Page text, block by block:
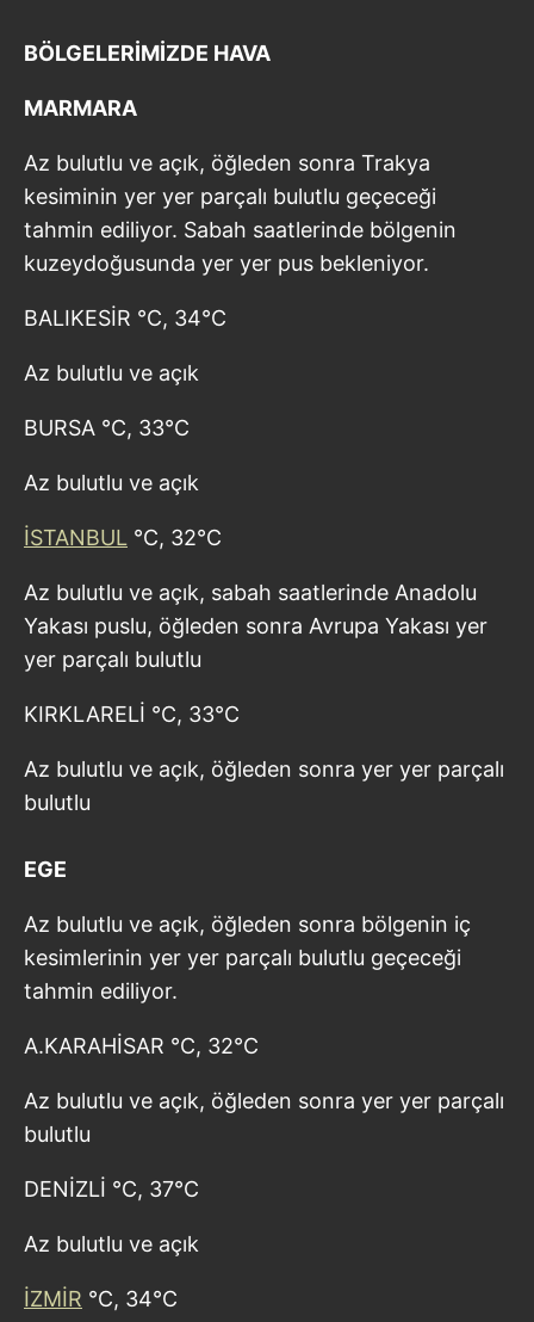
BÖLGELERİMİZDE HAVA
MARMARA
Az bulutlu ve açık, öğleden sonra Trakya
kesiminin yer yer parçalı bulutlu geçeceği
tahmin ediliyor. Sabah saatlerinde bölgenin
kuzeydoğusunda yer yer pus bekleniyor.
BALIKESİR °C, 34°C
Az bulutlu ve açık
BURSA °C, 33°C
Az bulutlu ve açık
İSTANBUL °C, 32°C
Az bulutlu ve açık, sabah saatlerinde Anadolu
Yakası puslu, öğleden sonra Avrupa Yakası yer
yer parçalı bulutlu
KIRKLARELİ °C, 33°C
Az bulutlu ve açık, öğleden sonra yer yer parçalı
bulutlu
EGE
Az bulutlu ve açık, öğleden sonra bölgenin iç
kesimlerinin yer yer parçalı bulutlu geçeceği
tahmin ediliyor.
A.KARAHİSAR °C, 32°C
Az bulutlu ve açık, öğleden sonra yer yer parçalı
bulutlu
DENİZLİ °C, 37°C
Az bulutlu ve açık
İZMİR °C, 34°C